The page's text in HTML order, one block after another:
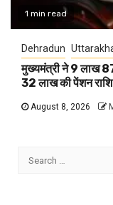
1 min read
Dehradun
मुख्यमंत्री ने 9 लाख
32 लाख की पेंशन
August 8, 2026
Search